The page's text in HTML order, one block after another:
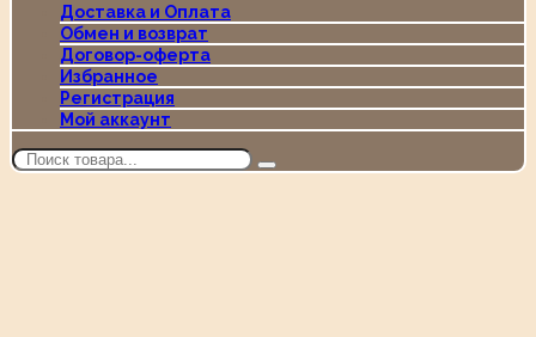
Доставка и Оплата
Обмен и возврат
Договор-оферта
Избранное
Регистрация
Мой аккаунт